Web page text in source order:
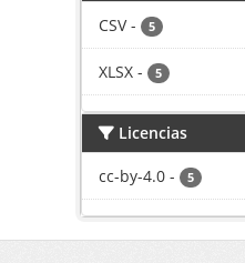
CSV - 5
XLSX - 5
Licencias
cc-by-4.0 - 5